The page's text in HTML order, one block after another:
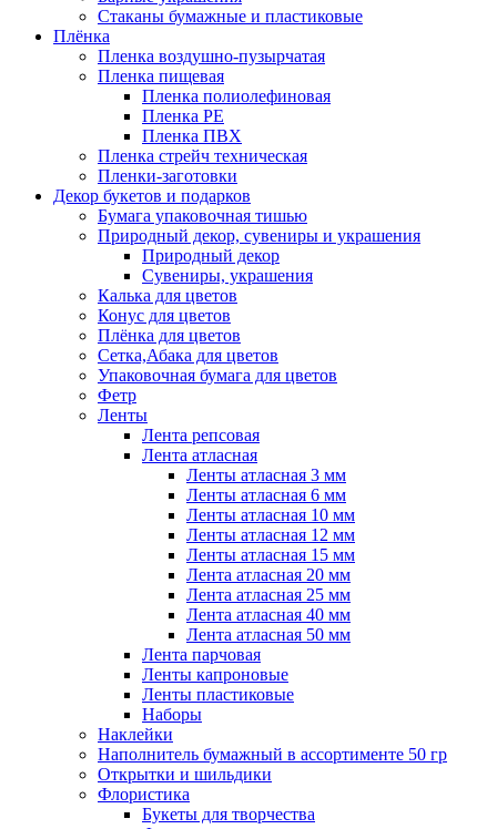
Стаканы бумажные и пластиковые
Плёнка
Пленка воздушно-пузырчатая
Пленка пищевая
Пленка полиолефиновая
Пленка PE
Пленка ПВХ
Пленка стрейч техническая
Пленки-заготовки
Декор букетов и подарков
Бумага упаковочная тишью
Природный декор, сувениры и украшения
Природный декор
Сувениры, украшения
Калька для цветов
Конус для цветов
Плёнка для цветов
Сетка,Абака для цветов
Упаковочная бумага для цветов
Фетр
Ленты
Лента репсовая
Лента атласная
Ленты атласная 3 мм
Ленты атласная 6 мм
Ленты атласная 10 мм
Ленты атласная 12 мм
Ленты атласная 15 мм
Лента атласная 20 мм
Лента атласная 25 мм
Лента атласная 40 мм
Лента атласная 50 мм
Лента парчовая
Ленты капроновые
Ленты пластиковые
Наборы
Наклейки
Наполнитель бумажный в ассортименте 50 гр
Открытки и шильдики
Флористика
Букеты для творчества